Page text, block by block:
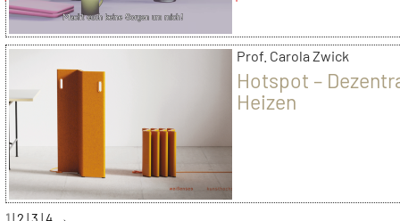
Prof. Carola Zwick
Hotspot –
Heizen